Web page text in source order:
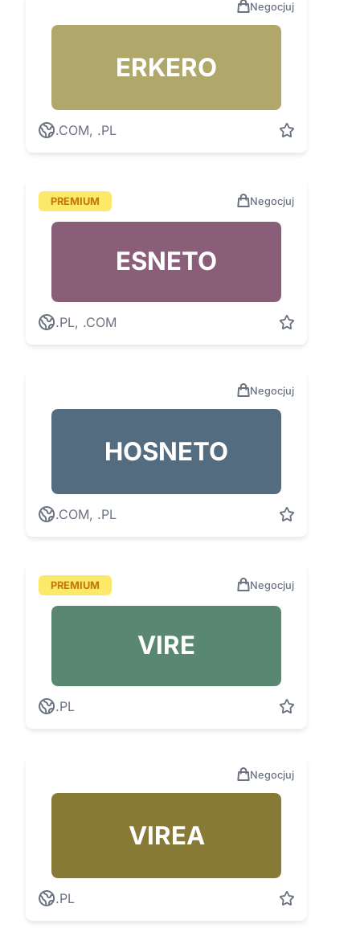
Negocjuj
ERKERO
.COM, .PL
PREMIUM Negocjuj
ESNETO
.PL, .COM
Negocjuj
HOSNETO
.COM, .PL
PREMIUM Negocjuj
VIRE
.PL
Negocjuj
VIREA
.PL